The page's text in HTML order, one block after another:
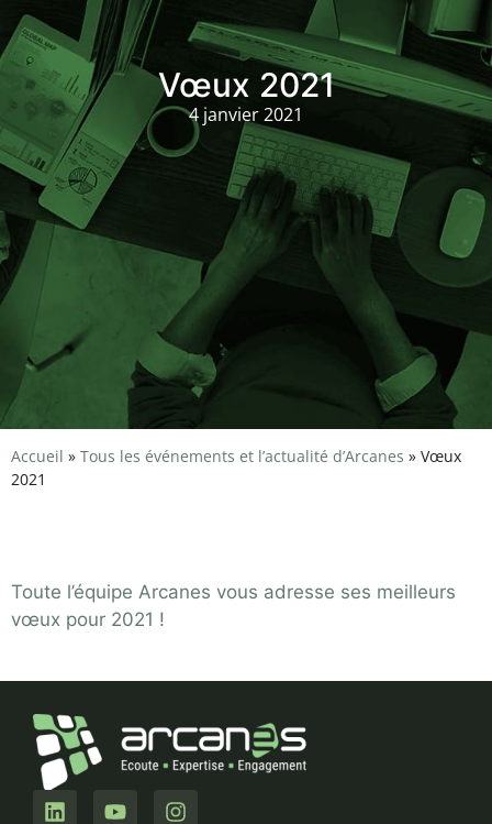
Vœux 2021
4 janvier 2021
Accueil » Tous les événements et l’actualité d’Arcanes » Vœux
2021
Toute l’équipe Arcanes vous adresse ses meilleurs
vœux pour 2021 !